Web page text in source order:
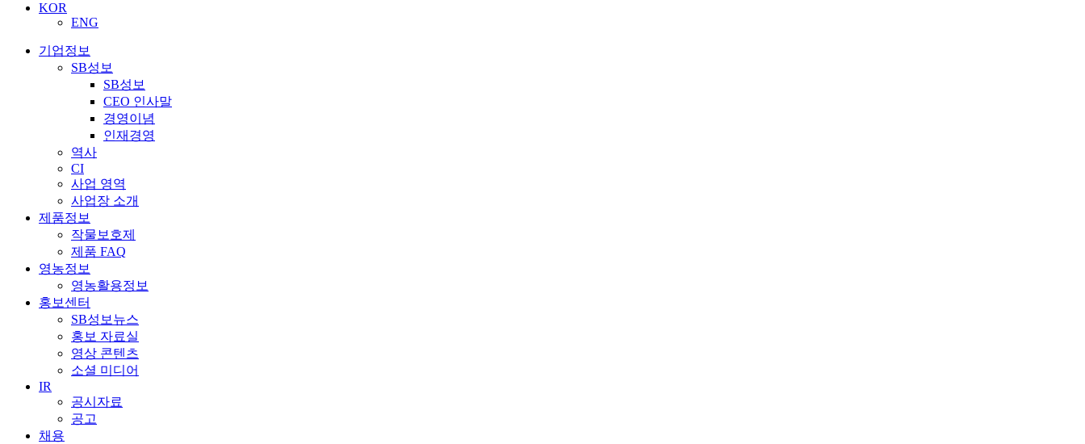
KOR
ENG
기업정보
SB성보
SB성보
CEO 인사말
경영이념
인재경영
역사
CI
사업 영역
사업장 소개
제품정보
작물보호제
제품 FAQ
영농정보
영농활용정보
홍보센터
SB성보뉴스
홍보 자료실
영상 콘텐츠
소셜 미디어
IR
공시자료
공고
채용